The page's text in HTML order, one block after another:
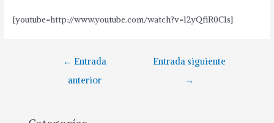
[youtube=http://www.youtube.com/watch?v=12yQfiR0C1s]
← Entrada
anterior
Entrada siguiente
→